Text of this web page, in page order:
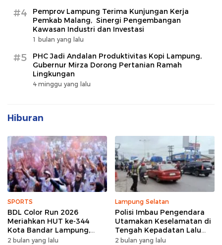
#4
Pemprov Lampung Terima Kunjungan Kerja
Pemkab Malang, Sinergi Pengembangan
Kawasan Industri dan Investasi
1 bulan yang lalu
#5
PHC Jadi Andalan Produktivitas Kopi Lampung,
Gubernur Mirza Dorong Pertanian Ramah
Lingkungan
4 minggu yang lalu
Hiburan
SPORTS
BDL Color Run 2026
Meriahkan HUT ke-344
Kota Bandar Lampung,
Wujud Semangat Sehat
2 bulan yang lalu
Lampung Selatan
Polisi Imbau Pengendara
Utamakan Keselamatan di
Tengah Kepadatan Lalu
Lintas Pagi Hari
2 bulan yang lalu